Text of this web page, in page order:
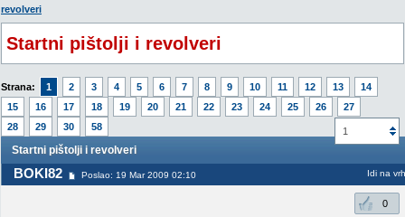
revolveri
Startni pištolji i revolveri
Strana: 1 2 3 4 5 6 7 8 9 10 11 12 13
14
15
16 17 18 19 20 21 22 23 24 25 26
27
28
29 30 58 1
Startni pištolji i revolveri
BOKI82 Poslao: 19 Mar 2009 02:10 Idi na vrh
0